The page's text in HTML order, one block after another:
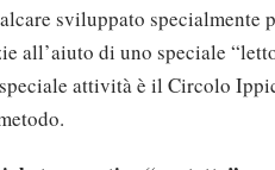
sviluppato specialmente
all’aiuto di uno speciale
attività è il Circolo